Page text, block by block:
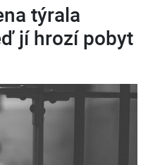
týrala
jí hrozí pobyt